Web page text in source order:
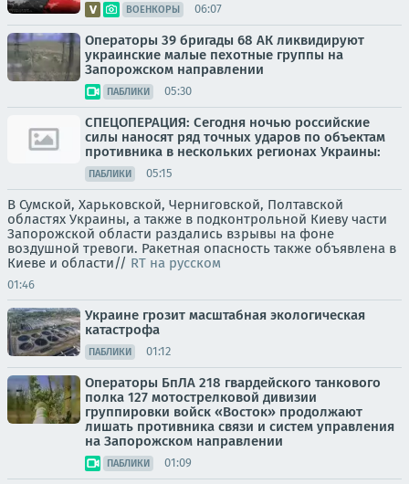
ВОЕНКОРЫ 06:07
Операторы 39 бригады 68 АК ликвидируют
украинские малые пехотные группы на
Запорожском направлении
ПАБЛИКИ 05:30
СПЕЦОПЕРАЦИЯ: Сегодня ночью российские
силы наносят ряд точных ударов по объектам
противника в нескольких регионах Украины:
ПАБЛИКИ 05:15
В Сумской, Харьковской, Черниговской, Полтавской
областях Украины, а также в подконтрольной Киеву части
Запорожской области раздались взрывы на фоне
воздушной тревоги. Ракетная опасность также объявлена в
Киеве и области// RT на русском
01:46
Украине грозит масштабная экологическая
катастрофа
ПАБЛИКИ 01:12
Операторы БпЛА 218 гвардейского танкового
полка 127 мотострелковой дивизии
группировки войск «Восток» продолжают
лишать противника связи и систем управления
на Запорожском направлении
ПАБЛИКИ 01:09